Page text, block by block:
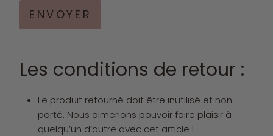
ENVOYER
Les conditions de retour :
Le produit retourné doit être inutilisé et non
porté. Nous aimerions pouvoir faire plaisir à
quelqu’un d’autre avec cet article !